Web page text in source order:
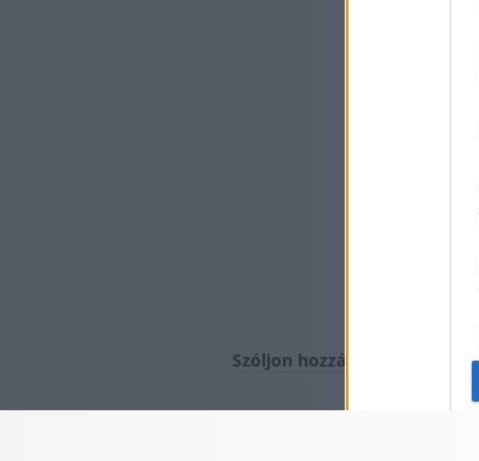
Szóljon hozzá!